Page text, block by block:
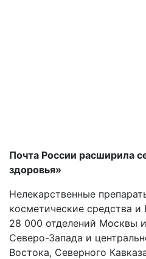
Почта России расширила
здоровья»
Нелекарственные
косметические средства
28 000 отделений Москвы
Северо-Запада и
Востока, Северного